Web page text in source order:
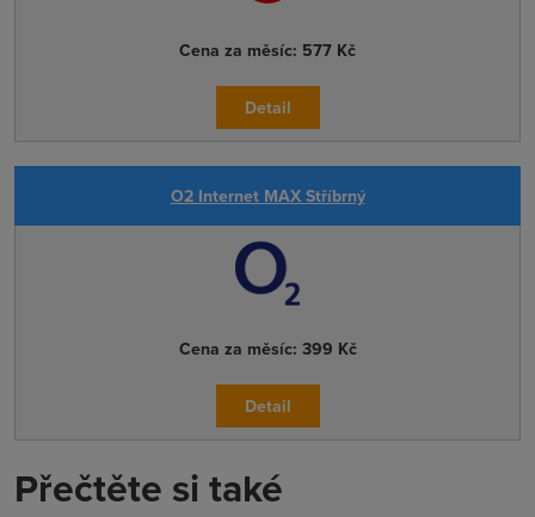
Cena za měsíc: 577 Kč
Detail
O2 Internet MAX Stříbrný
Cena za měsíc: 399 Kč
Detail
Přečtěte si také